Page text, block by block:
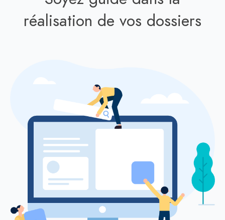
réalisation de vos dossiers